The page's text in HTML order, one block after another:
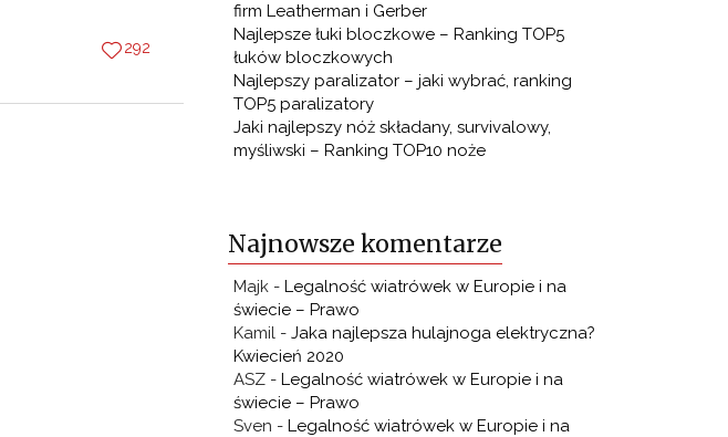
292
firm Leatherman i Gerber
Najlepsze łuki bloczkowe – Ranking TOP5
łuków bloczkowych
Najlepszy paralizator – jaki wybrać, ranking
TOP5 paralizatory
Jaki najlepszy nóż składany, survivalowy,
myśliwski – Ranking TOP10 noże
Najnowsze komentarze
Majk - Legalność wiatrówek w Europie i na
świecie – Prawo
Kamil - Jaka najlepsza hulajnoga elektryczna?
Kwiecień 2020
ASZ - Legalność wiatrówek w Europie i na
świecie – Prawo
Sven - Legalność wiatrówek w Europie i na